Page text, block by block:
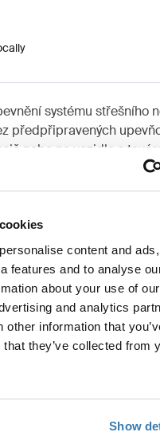
content and
features and to analyse
about your use of
and analytics
other information that
they’ve collected from
Show
systému střešního
předpřipravených
nebo na vozidla s
instructions